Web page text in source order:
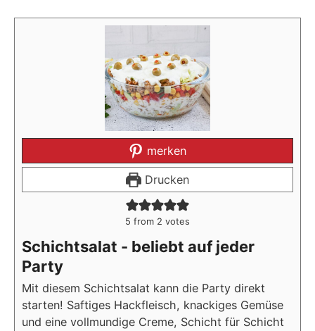
merken
Drucken
5 from 2 votes
Schichtsalat - beliebt auf jeder
Party
Mit diesem Schichtsalat kann die Party direkt
starten! Saftiges Hackfleisch, knackiges Gemüse
und eine vollmundige Creme, Schicht für Schicht